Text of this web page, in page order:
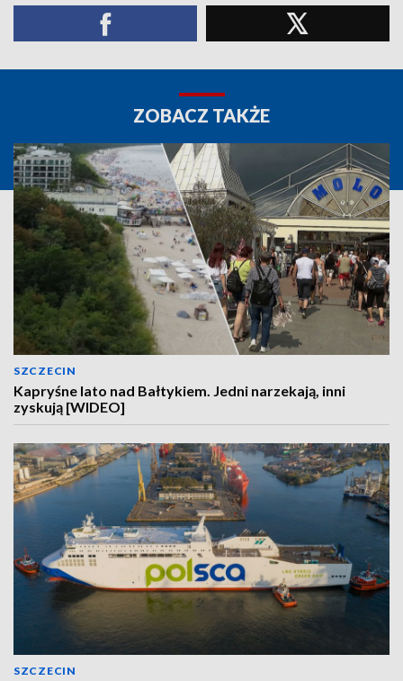
ZOBACZ TAKŻE
SZCZECIN
Kapryśne lato nad Bałtykiem. Jedni narzekają, inni
zyskują [WIDEO]
SZCZECIN